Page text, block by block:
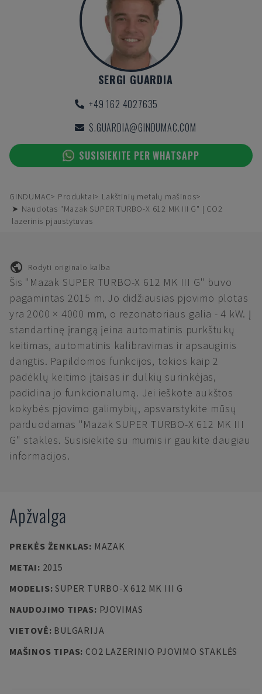
SERGI GUARDIA
+49 162 4027635
S.GUARDIA@GINDUMAC.COM
SUSISIEKITE PER WHATSAPP
GINDUMAC Produktai
Lakštinių metalų mašinos
➤ Naudotas "Mazak SUPER TURBO-X 612 MK III G" | CO2
lazerinis pjaustytuvas
Rodyti originalo kalba
Šis "Mazak SUPER TURBO-X 612 MK III G" buvo
pagamintas 2015 m. Jo didžiausias pjovimo plotas
yra 2000 × 4000 mm, o rezonatoriaus galia - 4 kW. Į
standartinę įrangą įeina automatinis purkštukų
keitimas, automatinis kalibravimas ir apsauginis
dangtis. Papildomos funkcijos, tokios kaip 2
padėklų keitimo įtaisas ir dulkių surinkėjas,
padidina jo funkcionalumą. Jei ieškote aukštos
kokybės pjovimo galimybių, apsvarstykite mūsų
parduodamas "Mazak SUPER TURBO-X 612 MK III
G" stakles. Susisiekite su mumis ir gaukite daugiau
informacijos.
Apžvalga
PREKĖS ŽENKLAS: MAZAK
METAI: 2015
MODELIS:SUPER TURBO-X 612 MK III G
NAUDOJIMO TIPAS: PJOVIMAS
VIETOVĖ: BULGARIJA
MAŠINOS TIPAS: CO2 LAZERINIO PJOVIMO STAKLĖS